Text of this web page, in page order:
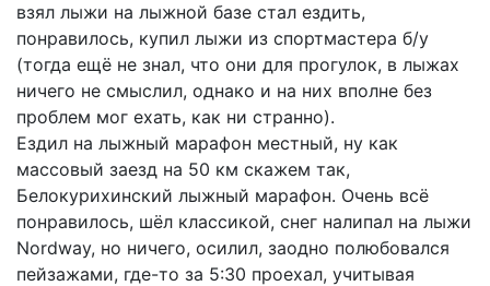
взял лыжи на лыжной базе стал ездить,
понравилось, купил лыжи из спортмастера б/у
(тогда ещё не знал, что они для прогулок, в лыжах
ничего не смыслил, однако и на них вполне без
проблем мог ехать, как ни странно).
Ездил на лыжный марафон местный, ну как
массовый заезд на 50 км скажем так,
Белокурихинский лыжный марафон. Очень всё
понравилось, шёл классикой, снег налипал на лыжи
Nordway, но ничего, осилил, заодно полюбовался
пейзажами, где-то за 5:30 проехал, учитывая